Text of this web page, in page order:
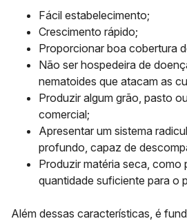
Fácil estabelecimento;
Crescimento rápido;
Proporcionar boa cobertura
Não ser hospedeira de
nematoides que atacam as
Produzir algum grão, pasto
comercial;
Apresentar um sistema
profundo, capaz de
Produzir matéria seca, como
quantidade suficiente para o
Além dessas características, é